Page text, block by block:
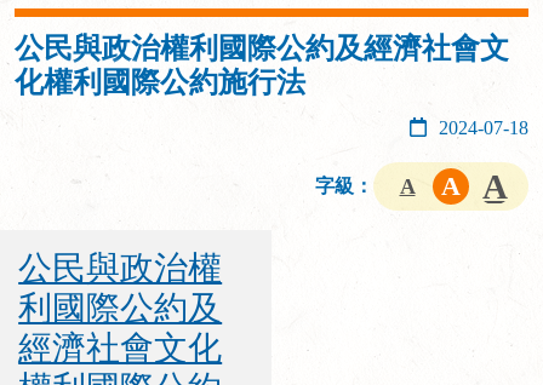
公民與政治權利國際公約及經濟社會文
化權利國際公約施行法
2024-07-18
字級：
公民與政治權
利國際公約及
經濟社會文化